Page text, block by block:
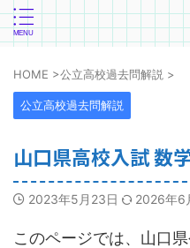
HOME >公立高校過去問解説 >
公立高校過去問解説
山口県高校入試 数
2023年5月23日 2026年6
このページでは、山口